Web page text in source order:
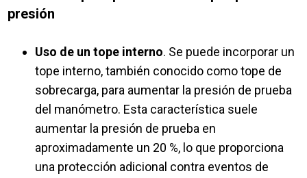
presión
Uso de un tope interno. Se puede incorporar un
tope interno, también conocido como tope de
sobrecarga, para aumentar la presión de prueba
del manómetro. Esta característica suele
aumentar la presión de prueba en
aproximadamente un 20 %, lo que proporciona
una protección adicional contra eventos de